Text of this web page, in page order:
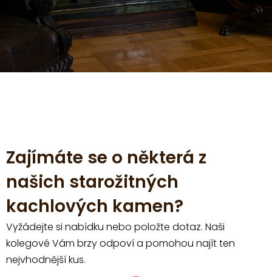
Zajímáte se o některá z
našich starožitných
kachlových kamen?
Vyžádejte si nabídku nebo položte dotaz. Naši
kolegové Vám brzy odpoví a pomohou najít ten
nejvhodnější kus.